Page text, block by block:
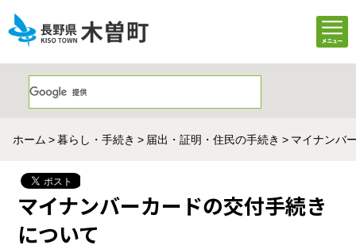
ホーム 暮らし・手続き 届出・証明・住民の手続き マイナンバ
マイナンバーカードの交付手続き
について